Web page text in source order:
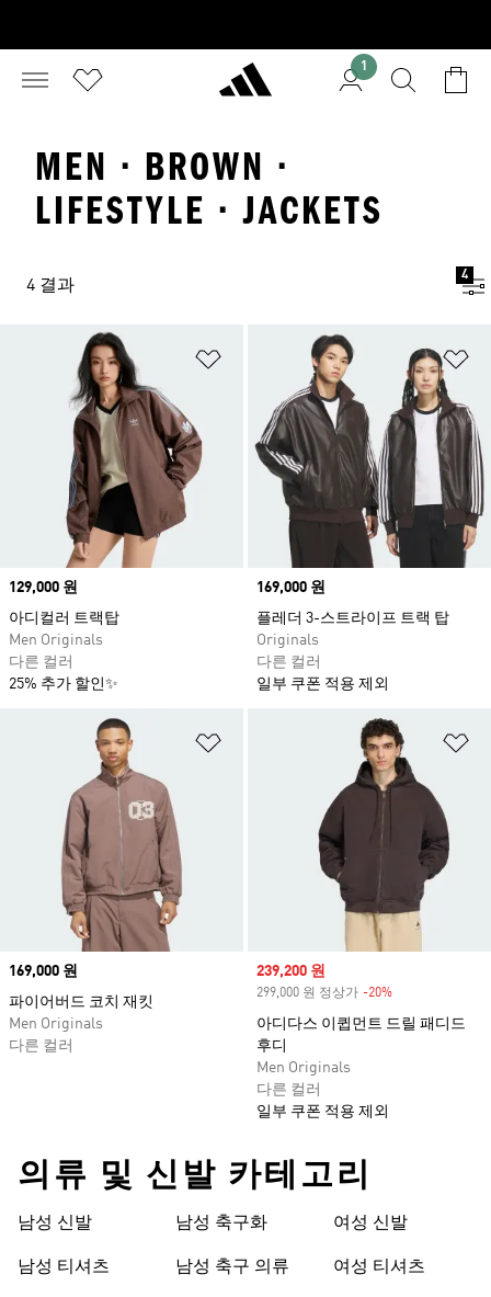
1
MEN · BROWN ·
LIFESTYLE · JACKETS
4 결과
4
위시리스트 담기
Price
129,000 원
아디컬러 트랙탑
Men Originals
다른 컬러
25% 추가 할인✨
Price
169,000 원
플레더 3-스트라이프 트랙 탑
Originals
다른 컬러
일부 쿠폰 적용 제외
Price
169,000 원
파이어버드 코치 재킷
Men Originals
다른 컬러
Sale price
239,200 원
299,000 원 정상가 -20%
아디다스 이큅먼트 드릴 패디드
후디
Men Originals
다른 컬러
일부 쿠폰 적용 제외
의류 및 신발 카테고리
남성 신발
남성 티셔츠
남성 축구화
남성 축구 의류
여성 신발
여성 티셔츠